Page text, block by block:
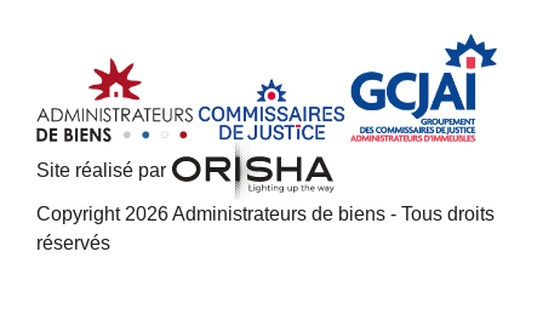
Site réalisé par
Copyright 2026 Administrateurs de biens - Tous droits
réservés